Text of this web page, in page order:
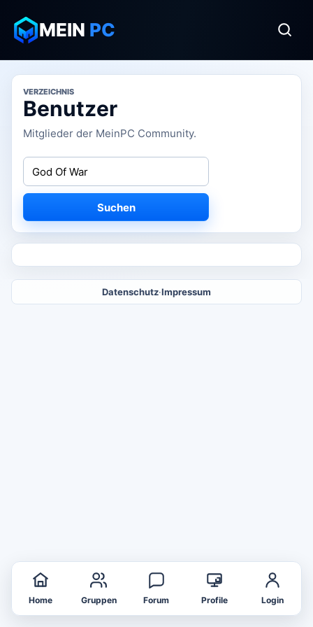
MEIN PC
VERZEICHNIS
Benutzer
Mitglieder der MeinPC Community.
Suchen
Datenschutz·Impressum
Home Gruppen Forum Profile Login